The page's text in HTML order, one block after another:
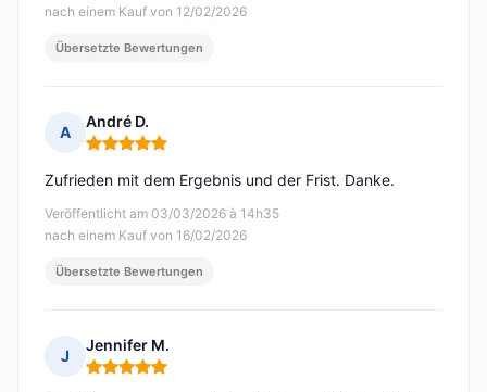
nach einem Kauf von 12/02/2026
Übersetzte Bewertungen
A
André D.
Hinweis: 5 von 5
Veröffentlicht am 03/03/2026 à 14h35
nach einem Kauf von 16/02/2026
Zufrieden mit dem Ergebnis und der Frist. Danke.
Übersetzte Bewertungen
J
Jennifer M.
Hinweis: 5 von 5